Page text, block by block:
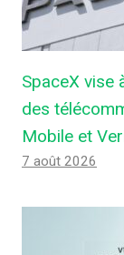
SpaceX vise
des
Mobile et
7 août 2026